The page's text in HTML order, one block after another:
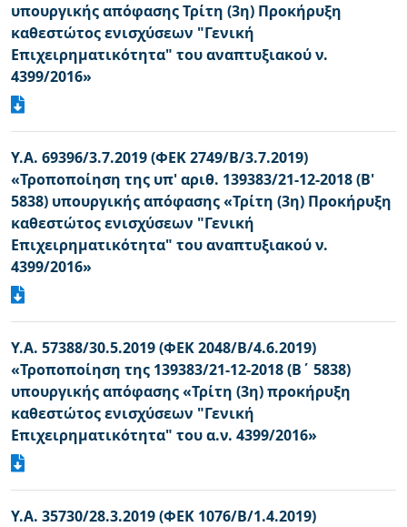
υπουργικής απόφασης Τρίτη (3η) Προκήρυξη
καθεστώτος ενισχύσεων "Γενική
Επιχειρηματικότητα" του αναπτυξιακού ν.
4399/2016»
Υ.Α. 69396/3.7.2019 (ΦΕΚ 2749/Β/3.7.2019)
«Τροποποίηση της υπ' αριθ. 139383/21-12-2018 (Β'
5838) υπουργικής απόφασης «Τρίτη (3η) Προκήρυξη
καθεστώτος ενισχύσεων "Γενική
Επιχειρηματικότητα" του αναπτυξιακού ν.
4399/2016»
Υ.Α. 57388/30.5.2019 (ΦΕΚ 2048/Β/4.6.2019)
«Τροποποίηση της 139383/21-12-2018 (Β΄ 5838)
υπουργικής απόφασης «Τρίτη (3η) προκήρυξη
καθεστώτος ενισχύσεων "Γενική
Επιχειρηματικότητα" του α.ν. 4399/2016»
Υ.Α. 35730/28.3.2019 (ΦΕΚ 1076/Β/1.4.2019)